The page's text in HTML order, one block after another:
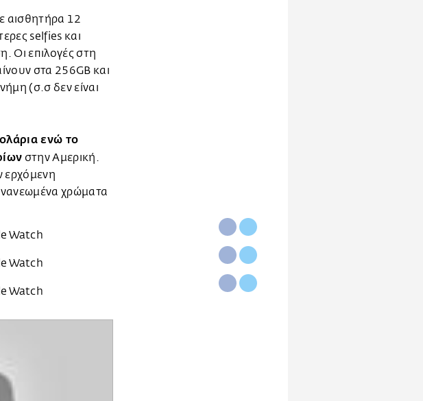
αισθητήρα 12
selfies και
Οι επιλογές στη
στα 256GB και
(σ.σ δεν είναι
ενώ το
στην Αμερική.
ερχόμενη
χρώματα